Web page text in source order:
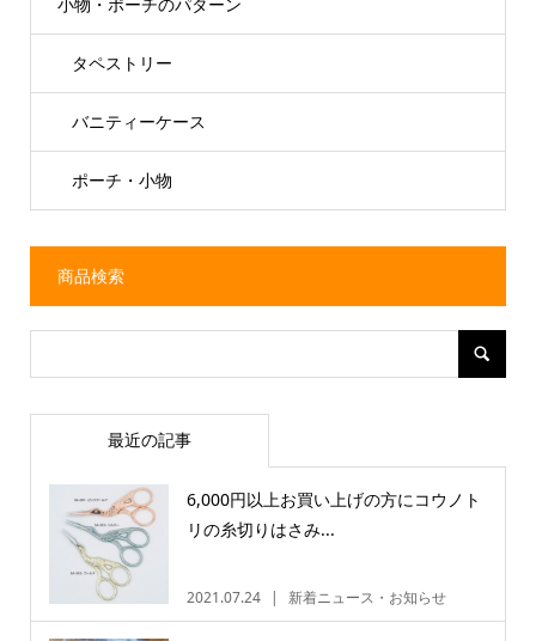
タペストリー
バニティーケース
ポーチ・小物
商品検索
最近の記事
6,000円以上お買い上げの方にコウノト
リの糸切りはさみ...
2021.07.24 新着ニュース・お知らせ